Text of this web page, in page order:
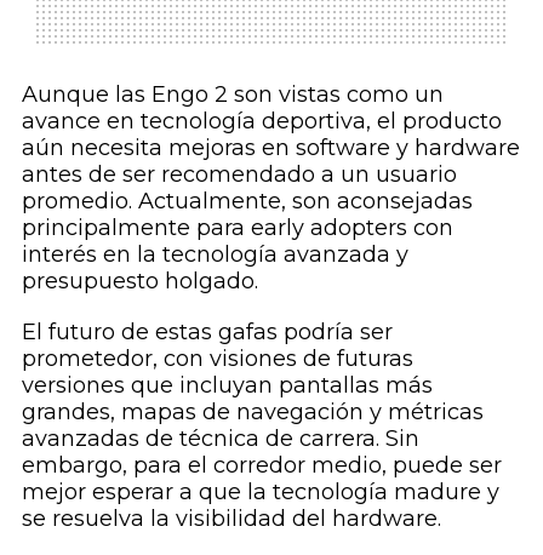
Aunque las Engo 2 son vistas como un
avance en tecnología deportiva, el producto
aún necesita mejoras en software y hardware
antes de ser recomendado a un usuario
promedio. Actualmente, son aconsejadas
principalmente para early adopters con
interés en la tecnología avanzada y
presupuesto holgado.
El futuro de estas gafas podría ser
prometedor, con visiones de futuras
versiones que incluyan pantallas más
grandes, mapas de navegación y métricas
avanzadas de técnica de carrera. Sin
embargo, para el corredor medio, puede ser
mejor esperar a que la tecnología madure y
se resuelva la visibilidad del hardware.